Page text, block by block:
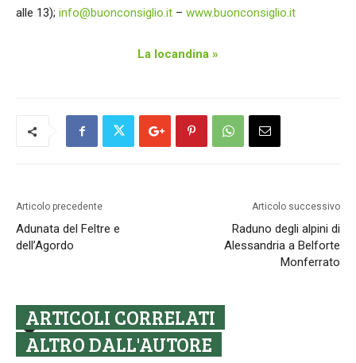
alle 13); info@buonconsiglio.it – www.buonconsiglio.it
La locandina »
Articolo precedente
Adunata del Feltre e
dell’Agordo
Articolo successivo
Raduno degli alpini di
Alessandria a Belforte
Monferrato
ARTICOLI CORRELATI
ALTRO DALL'AUTORE